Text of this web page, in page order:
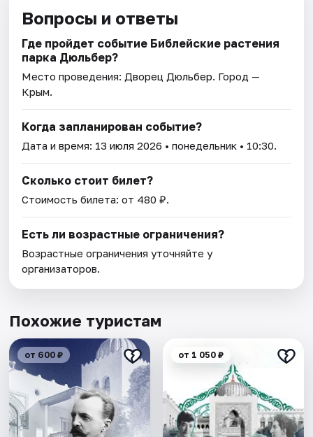
Вопросы и ответы
Где пройдет событие Библейские растения
парка Дюльбер?
Место проведения: Дворец Дюльбер. Город —
Крым.
Когда запланирован событие?
Дата и время: 13 июля 2026 • понедельник • 10:30.
Сколько стоит билет?
Стоимость билета: от 480 ₽.
Есть ли возрастные ограничения?
Возрастные ограничения уточняйте у
организаторов.
Похожие туристам
от 600 ₽ от 1 050 ₽